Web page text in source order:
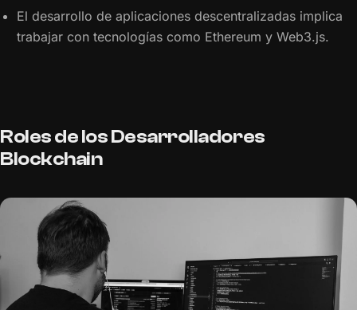
El desarrollo de aplicaciones descentralizadas implica
trabajar con tecnologías como Ethereum y Web3.js.
Roles de los Desarrolladores
Blockchain